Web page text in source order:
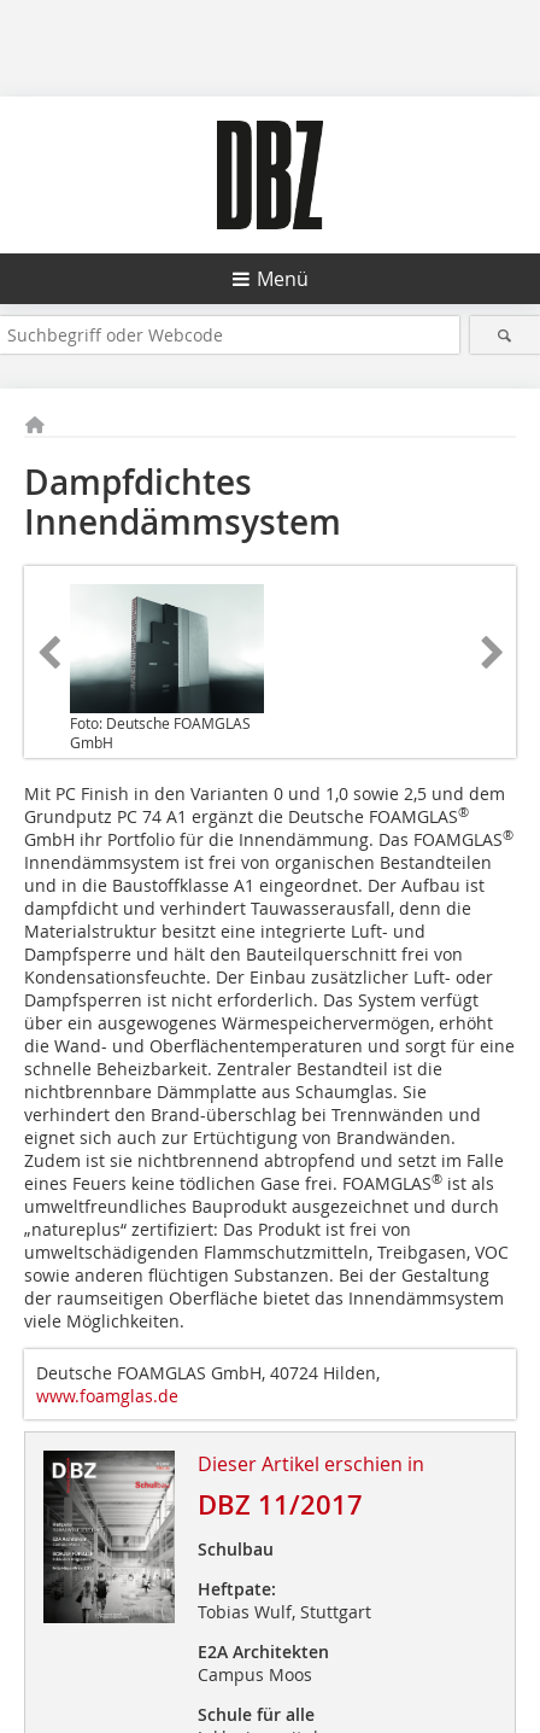
Menü
Dampfdichtes
Innendämmsystem
Foto: Deutsche FOAMGLAS
GmbH
Mit PC Finish in den Varianten 0 und 1,0 sowie 2,5 und dem
Grundputz PC 74 A1 ergänzt die Deutsche FOAMGLAS®
GmbH ihr Portfolio für die Innendämmung. Das FOAMGLAS®
Innendämmsystem ist frei von organischen Bestandteilen
und in die Baustoffklasse A1 eingeordnet. Der Aufbau ist
dampfdicht und verhindert Tauwasserausfall, denn die
Materialstruktur besitzt eine integrierte Luft- und
Dampfsperre und hält den Bauteilquerschnitt frei von
Kondensationsfeuchte. Der Einbau zusätzlicher Luft- oder
Dampfsperren ist nicht erforderlich. Das System verfügt
über ein ausgewogenes Wärmespeichervermögen, erhöht
die Wand- und Oberflächentemperaturen und sorgt für eine
schnelle Beheizbarkeit. Zentraler Bestandteil ist die
nichtbrennbare Dämmplatte aus Schaumglas. Sie
verhindert den Brand-überschlag bei Trennwänden und
eignet sich auch zur Ertüchtigung von Brandwänden.
Zudem ist sie nichtbrennend abtropfend und setzt im Falle
eines Feuers keine tödlichen Gase frei. FOAMGLAS® ist als
umweltfreundliches Bauprodukt ausgezeichnet und durch
„natureplus“ zertifiziert: Das Produkt ist frei von
umweltschädigenden Flammschutzmitteln, Treibgasen, VOC
sowie anderen flüchtigen Substanzen. Bei der Gestaltung
der raumseitigen Oberfläche bietet das Innendämmsystem
viele Möglichkeiten.
Deutsche FOAMGLAS GmbH, 40724 Hilden,
www.foamglas.de
Dieser Artikel erschien in
DBZ 11/2017
Schulbau
Heftpate:
Tobias Wulf, Stuttgart
E2A Architekten
Campus Moos
Schule für alle